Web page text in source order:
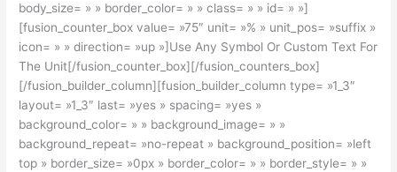
body_size= » » border_color= » » class= » » id= » »]
[fusion_counter_box value= »75″ unit= »% » unit_pos= »suffix »
icon= » » direction= »up »]Use Any Symbol Or Custom Text For
The Unit[/fusion_counter_box][/fusion_counters_box]
[/fusion_builder_column][fusion_builder_column type= »1_3″
layout= »1_3″ last= »yes » spacing= »yes »
background_color= » » background_image= » »
background_repeat= »no-repeat » background_position= »left
top » border_size= »0px » border_color= » » border_style= » »